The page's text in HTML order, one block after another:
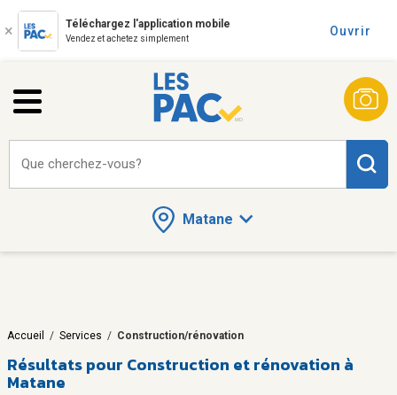
Téléchargez l'application mobile
Vendez et achetez simplement
Ouvrir
Matane
Que cherchez-vous?
Accueil / Services / Construction/rénovation
Résultats pour Construction et rénovation à
Matane